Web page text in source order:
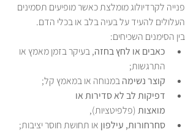
פנייה לקרדיולוג מומלצת כאשר מופיעים תסמינים
העלולים להעיד על בעיה בלב או בכלי הדם.
בין הסימנים השכיחים:
כאבים או לחץ בחזה, בעיקר בזמן מאמץ או
התרגשות;
קוצר נשימה במנוחה או במאמץ קל;
דפיקות לב לא סדירות או
מואצות (פלפיטציות),
סחרחורות, עילפון או תחושת חוסר יציבות;